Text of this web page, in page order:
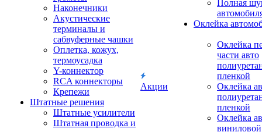
Наконечники
Акустические
терминалы и
сабвуферные чашки
Оплетка, кожух,
термоусадка
Y-коннектор
RCA коннекторы
Крепежи
Штатные решения
Штатные усилители
Штатная проводка и
Акции
Полная
Оклейка
Оклейка
части авто
пленкой
Оклейка
пленкой
Оклейка